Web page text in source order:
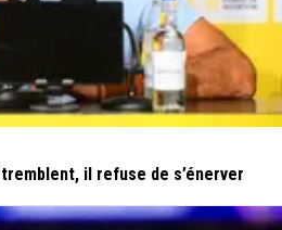
20 septembre 2025 à 15:36 522
pour une saison annoncé comme
est plutot reussi^^Bon ce n'est
football champagne mais c'est
il refuse de s’énerver